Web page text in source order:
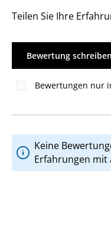
Teilen Sie Ihre
Bewertung schreiben
Bewertungen nur
Keine
Erfahrungen mit